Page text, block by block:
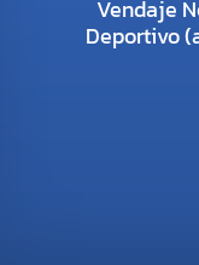
Vendaje
Deportivo